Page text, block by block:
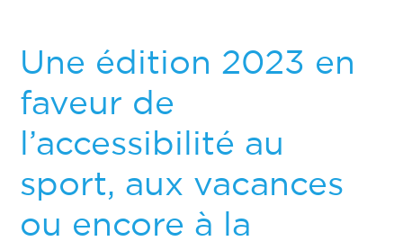
Une édition 2023 en
faveur de
l’accessibilité au
sport, aux vacances
ou encore à la